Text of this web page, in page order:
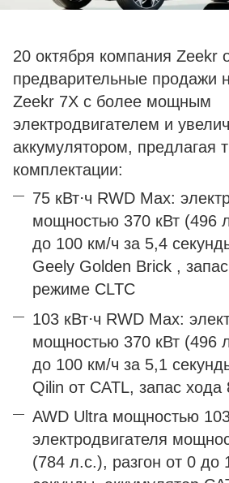
20 октября компания Zeekr
предварительные продажи
Zeekr 7X с более мощным
электродвигателем и
аккумулятором, предлагая
комплектации:
75 кВт⋅ч RWD Max:
мощностью 370 кВт (496
до 100 км/ч за 5,4
Geely Golden Brick ,
режиме CLTC
103 кВт⋅ч RWD Max:
мощностью 370 кВт (496
до 100 км/ч за 5,1
Qilin от CATL, запас
AWD Ultra мощностью
электродвигателя
(784 л.с.), разгон от 0 до